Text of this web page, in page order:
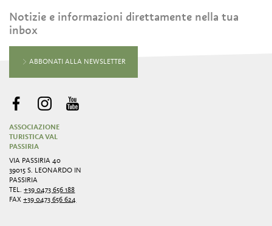
Notizie e informazioni direttamente nella tua
inbox
ABBONATI ALLA NEWSLETTER
ASSOCIAZIONE
TURISTICA VAL
PASSIRIA
VIA PASSIRIA 40
39015 S. LEONARDO IN
PASSIRIA
TEL.+39 0473 656 188
FAX+39 0473 656 624